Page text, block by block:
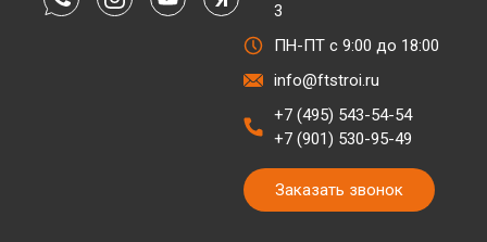
3
ПН-ПТ с 9:00 до 18:00
info@ftstroi.ru
+7 (495) 543-54-54
+7 (901) 530-95-49
Заказать звонок